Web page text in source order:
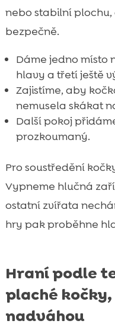
nebo stabilní
bezpečně.
Dáme jedno místo
hlavy a třetí ještě
Zajistíme, aby
nemusela skákat
Další pokoj
prozkoumaný.
Pro soustředění
Vypneme hlučná
ostatní zvířata
hry pak proběhne
Hraní podle
plaché
nadváhou